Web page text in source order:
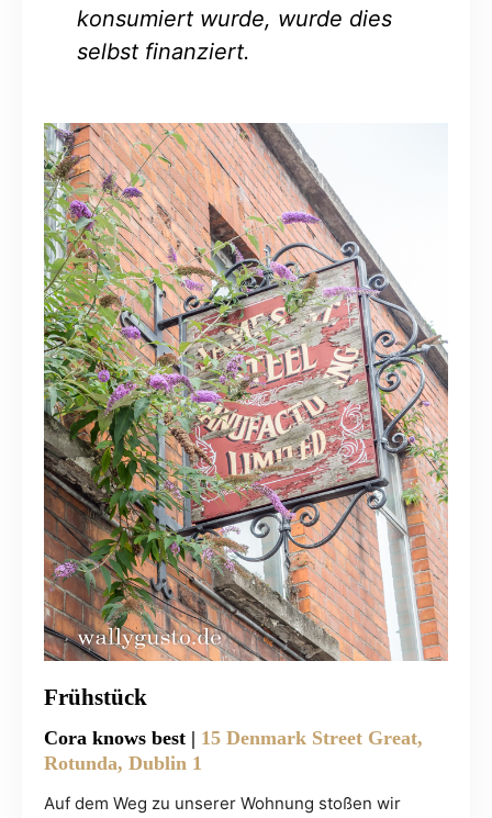
konsumiert wurde, wurde dies
selbst finanziert.
Frühstück
Cora knows best | 15 Denmark Street Great,
Rotunda, Dublin 1
Auf dem Weg zu unserer Wohnung stoßen wir